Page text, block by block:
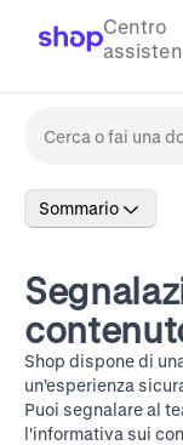
Centro
Sommario
Shop dispone di
un’esperienza
Puoi segnalare al
l'informativa sui